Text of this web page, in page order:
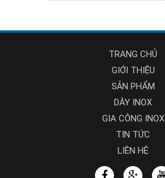
TRANG CHỦ
GIỚI THIỆU
SẢN PHẨM
DÂY INOX
GIA CÔNG INOX
TIN TỨC
LIÊN HỆ